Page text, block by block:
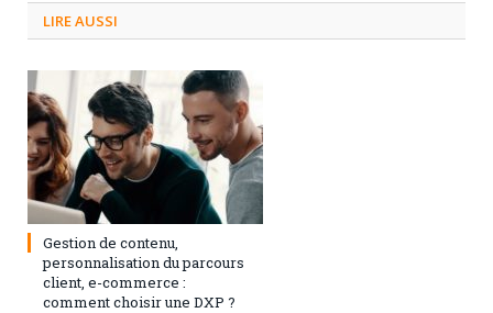
LIRE AUSSI
3 septembre 2024
Gestion de contenu,
personnalisation du parcours
client, e-commerce :
comment choisir une DXP ?